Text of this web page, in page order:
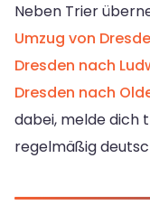
Neben Trier
Umzug von
Dresden nach
Dresden nach
dabei, melde dich
regelmäßig